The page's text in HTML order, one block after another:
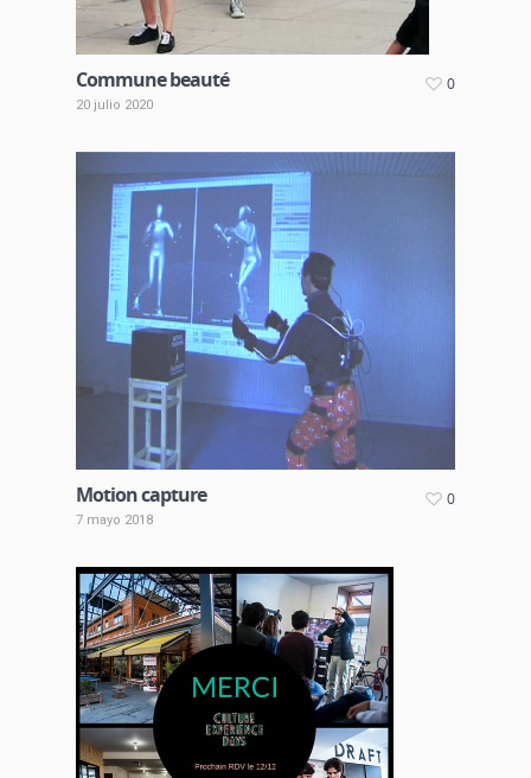
Commune beauté
20 julio 2020
0
Motion capture
7 mayo 2018
0